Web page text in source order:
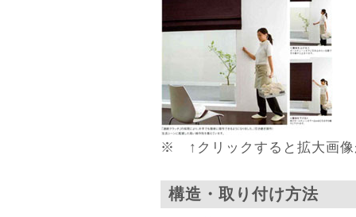
※ ↑クリックすると拡大画
構造・取り付け方法